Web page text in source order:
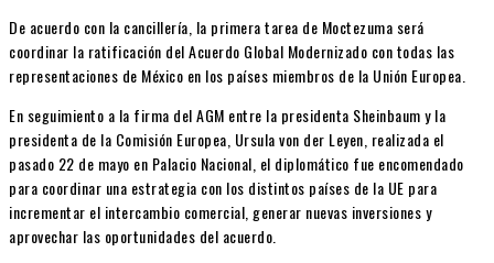
De acuerdo con la cancillería, la primera tarea de Moctezuma será
coordinar la ratificación del Acuerdo Global Modernizado con todas las
representaciones de México en los países miembros de la Unión Europea.
En seguimiento a la firma del AGM entre la presidenta Sheinbaum y la
presidenta de la Comisión Europea, Ursula von der Leyen, realizada el
pasado 22 de mayo en Palacio Nacional, el diplomático fue encomendado
para coordinar una estrategia con los distintos países de la UE para
incrementar el intercambio comercial, generar nuevas inversiones y
aprovechar las oportunidades del acuerdo.